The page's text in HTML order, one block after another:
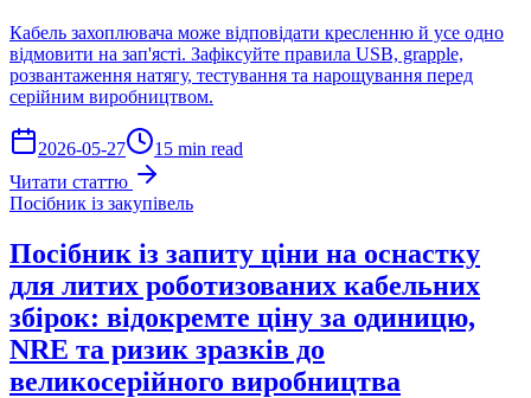
Кабель захоплювача може відповідати кресленню й усе одно
відмовити на зап'ясті. Зафіксуйте правила USB, grapple,
розвантаження натягу, тестування та нарощування перед
серійним виробництвом.
2026-05-27
15 min read
Читати статтю
Посібник із закупівель
Посібник із запиту ціни на оснастку
для литих роботизованих кабельних
збірок: відокремте ціну за одиницю,
NRE та ризик зразків до
великосерійного виробництва